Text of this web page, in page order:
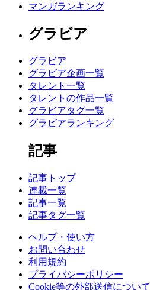
マンガランキング
グラビア
グラビア
グラビア企画一覧
タレント一覧
タレントの作品一覧
グラビアタグ一覧
グラビアランキング
記事
記事トップ
連載一覧
記事一覧
記事タグ一覧
ヘルプ・使い方
お問い合わせ
利用規約
プライバシーポリシー
Cookie等の外部送信について